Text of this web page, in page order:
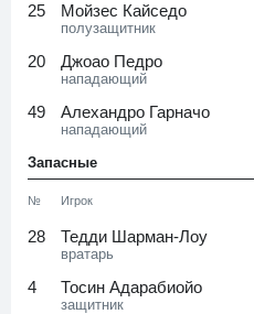
25 Мойзес Кайседо
полузащитник
20 Джоао Педро
нападающий
49 Алехандро Гарначо
нападающий
Запасные
№ Игрок
28 Тедди Шарман-Лоу
вратарь
4 Тосин Адарабиойо
защитник